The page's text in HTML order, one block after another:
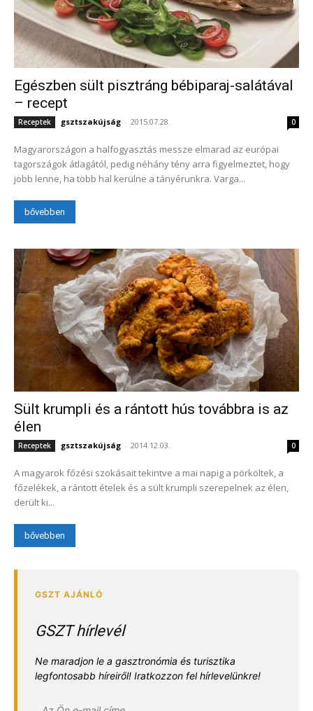
Egészben sült pisztráng bébiparaj-salátával
– recept
Receptek gsztszakújság - 2015.07.28. 0
Magyarországon a halfogyasztás messze elmarad az európai
tagországok átlagától, pedig néhány tény arra figyelmeztet, hogy
jobb lenne, ha több hal kerülne a tányérunkra. Varga...
bővebben
Sült krumpli és a rántott hús továbbra is az
élen
Receptek gsztszakújság - 2014.12.03. 0
A magyarok főzési szokásait tekintve a mai napig a pörköltek, a
főzelékek, a rántott ételek és a sült krumpli szerepelnek az élen,
derült ki...
bővebben
GSZT hírlevél
Ne maradjon le a gasztronómia és turisztika
legfontosabb híreiről! Iratkozzon fel hírlevelünkre!